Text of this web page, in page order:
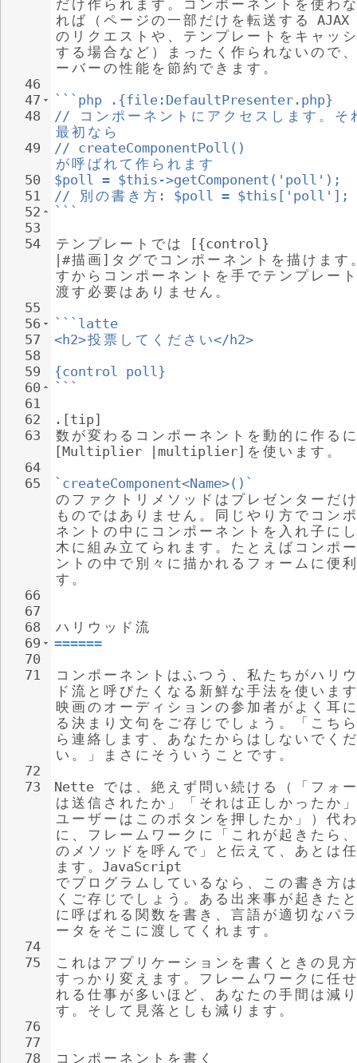
46
47
48
49
50
51
52
53
54
55
56
57
58
59
60
61
62
63
64
65
66
67
68
69
70
71
72
73
74
75
76
77
78
だ け 作 ら れ ま す 。 コ ン ポ ー ネ ン ト を 使 わ な
れ ば （ ペ ー ジ の一 部 だ け を 転送 す る
AJAX
の リ ク エ ス ト や 、 テ ン プ レ ー ト を キ ャ ッ シ
す る 場合 な ど ） ま っ た く 作 ら れ な い の で 、
ー バ ー の性 能 を 節 約 で き ま す 。
```php .{file:DefaultPresenter.php}
//
コ ン ポ ー ネ ン ト に ア ク セ ス し ま す 。 そ
最 初 な ら
// createComponentPoll()
が呼 ばれ て 作 ら れ ま す
$poll = $this->getComponent('poll');
//
別 の書 き 方 : $poll = $this['poll'];
```
テ ン プ レ ー ト で は [{control}
|#描 画 ] タ グ で コ ン ポ ー ネ ン ト を 描 け ま す
す か ら コ ン ポ ー ネ ン ト を 手 で テ ン プ レ ー ト
渡 す 必要 は あ り ま せ ん 。
```latte
<h2>投 票 し て く だ さ い</h2>
{control poll}
```
.[tip]
数 が変わ る コ ン ポ ー ネ ン ト を 動 的 に 作 る に
[Multiplier |multiplier] を 使 い ま す 。
`createComponent<Name>()`
の フ ァ ク ト リ メ ソ ッ ド は プ レ ゼ ン タ ー だ け
も の で は あ り ま せ ん 。 同 じ や り 方 で コ ン ポ
ネ ン ト の 中 に コ ン ポ ー ネ ン ト を 入 れ子 に し
木 に 組 み 立 て ら れ ま す 。 た と え ば コ ン ポ ー
ン ト の 中 で 別 々 に 描 かれ る フ ォ ー ム に 便 利
す 。
ハ リ ウ ッ ド 流
======
コ ン ポ ー ネ ン ト は ふ つ う 、 私 た ち がハ リ ウ
ド 流 と 呼 び た く な る 新鮮 な 手法 を 使 い ま す
映 画の オ ー デ ィ シ ョ ン の参 加 者 が よ く 耳 に
る 決 ま り 文 句 を ご存 じ で し ょ う 。 「 こ ち ら
ら 連 絡 し ま す 、 あ な た か ら は し な い で く だ
い 。 」 ま さ に そ う い う こ と です 。
Nette
で は 、 絶 え ず 問 い 続 け る （ 「 フ ォ ー
は 送 信 さ れ た か 」 「 そ れ は 正 し か っ た か 」
ユ ー ザ ー は こ のボ タ ン を 押 し た か 」 ） 代わ
に 、 フ レ ー ム ワ ー ク に 「 こ れ が 起 き た ら 、
の メ ソ ッ ド を 呼 ん で 」 と 伝 え て 、 あ と は 任
ま す 。
JavaScript
で プ ロ グ ラ ム し て い る な ら 、 こ の書 き 方 は
く ご存 じ で し ょ う 。 あ る 出 来事 が 起 き た と
に 呼 ばれ る 関 数 を 書 き 、 言語 が適 切 な パ ラ
ー タ を そ こ に 渡 し て く れ ま す 。
こ れ は ア プ リ ケ ー シ ョ ン を 書 く と き の 見 方
す っ か り 変 え ま す 。 フ レ ー ム ワ ー ク に 任せ
れ る 仕事 が 多 い ほ ど 、 あ な た の手 間 は 減 り
す 。 そ し て 見 落 と し も 減 り ま す 。
コ ン ポ ー ネ ン ト を 書 く